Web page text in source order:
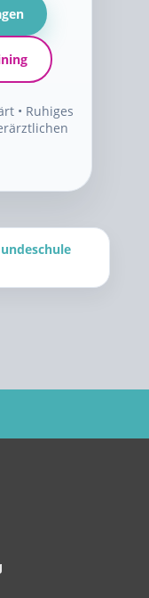
• Ruhiges